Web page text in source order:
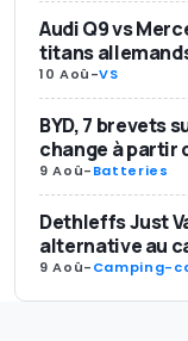
Audi Q9 vs
titans
10 Aoû-VS
BYD, 7 brevets
change à partir
9 Aoû-Batteries
Dethleffs Just
alternative au
9 Aoû-Camping-